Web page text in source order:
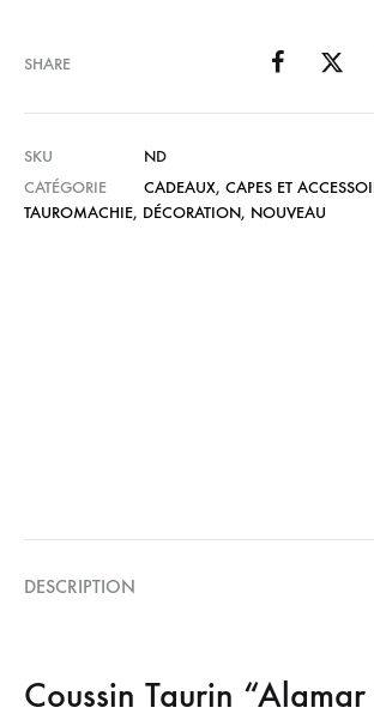
SHARE
SKU
ND
CATÉGORIE
CADEAUX, CAPES ET
TAUROMACHIE, DÉCORATION, NOUVEAU
DESCRIPTION
Coussin Taurin